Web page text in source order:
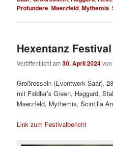
Profundere,Maerzfeld,Mythemia,
Hexentanz
Veröffentlicht am30. April 2024
Großrosseln (Eventwerk Saar),
mit Fiddler’s Green, Haggard,
Maerzfeld, Mythemia, Scintilla
Link zum Festivalbericht